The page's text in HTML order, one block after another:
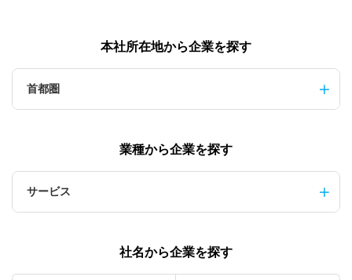
本社所在地から企業を探す
首都圏
業種から企業を探す
サービス
社名から企業を探す